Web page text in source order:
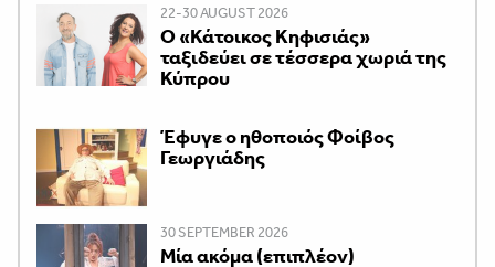
22-30 AUGUST 2026
Ο «Κάτοικος Κηφισιάς»
ταξιδεύει σε τέσσερα χωριά της
Κύπρου
Έφυγε ο ηθοποιός Φοίβος
Γεωργιάδης
30 SEPTEMBER 2026
Μία ακόμα (επιπλέον)